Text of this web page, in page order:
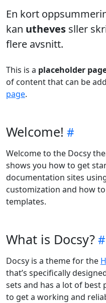
En kort
kan utheves sller
flere avsnitt.
This is a placeholder
of content that can be
page.
Welcome!
Welcome to the Docsy
shows you how to get
documentation sites
customization and how to
templates.
What is Docsy?
Docsy is a theme for the
that’s specifically
sets and has a lot of best
to get a working and